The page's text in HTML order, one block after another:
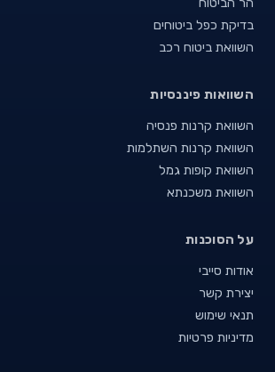
בדיקת כפל ביטוחים
השוואת ביטוח רכב
השוואות פיננסיות
השוואת קרנות פנסיה
השוואת קרנות השתלמות
השוואת קופות גמל
השוואת משכנתא
על הסוכנות
אודות סייבי
יצירת קשר
תנאי שימוש
מדיניות פרטיות